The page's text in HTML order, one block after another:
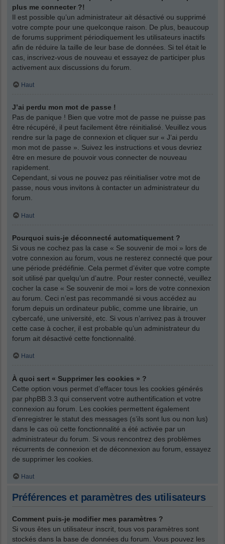
plus me connecter ?!
Il est possible qu’un administrateur ait désactivé ou supprimé
votre compte pour une quelconque raison. De plus, beaucoup
de forums suppriment périodiquement les utilisateurs inactifs
afin de réduire la taille de leur base de données. Si tel était le
cas, inscrivez-vous de nouveau et essayez de participer plus
activement aux discussions du forum.
Haut
J’ai perdu mon mot de passe !
Pas de panique ! Bien que votre mot de passe ne puisse pas
être récupéré, il peut facilement être réinitialisé. Veuillez vous
rendre sur la page de connexion et cliquer sur « J’ai perdu
mon mot de passe ». Suivez les instructions et vous devriez
être en mesure de pouvoir vous connecter de nouveau
rapidement.
Cependant, si vous ne pouvez pas réinitialiser votre mot de
passe, nous vous invitons à contacter un administrateur du
forum.
Haut
Pourquoi suis-je déconnecté automatiquement ?
Si vous ne cochez pas la case « Se souvenir de moi » lors de
votre connexion au forum, vous ne resterez connecté que pour
une période prédéfinie. Cela permet d’éviter que votre compte
soit utilisé par quelqu’un d’autre. Pour rester connecté, veuillez
cocher la case « Se souvenir de moi » lors de votre connexion
au forum. Ceci n’est pas recommandé si vous accédez au
forum depuis un ordinateur public, comme une librairie, un
cybercafé, une université, etc. Si vous n’arrivez pas à trouver
cette case à cocher, il est probable qu’un administrateur du
forum ait désactivé cette fonctionnalité.
Haut
À quoi sert « Supprimer les cookies » ?
Cette option vous permet d’effacer tous les cookies générés
par phpBB 3.3 qui conservent votre authentification et votre
connexion au forum. Les cookies permettent également
d’enregistrer le statut des messages (s’ils sont lus ou non lus)
dans le cas où cette fonctionnalité a été activée par un
administrateur du forum. Si vous rencontrez des problèmes
récurrents de connexion et de déconnexion au forum, essayez
de supprimer les cookies.
Haut
Préférences et paramètres des utilisateurs
Comment puis-je modifier mes paramètres ?
Si vous êtes un utilisateur inscrit, tous vos paramètres sont
stockés dans la base de données du forum. Vous pouvez les